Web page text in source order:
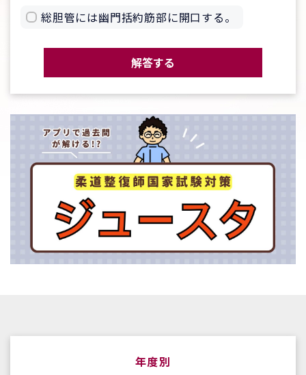
総胆管には幽門括約筋部に開口する。
解答する
年度別